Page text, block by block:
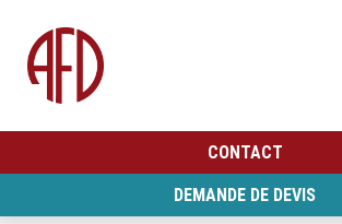
CONTACT
DEMANDE DE DEVIS